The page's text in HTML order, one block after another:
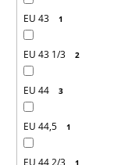
EU 43 1
EU 43 1/3 2
EU 44 3
EU 44,5 1
EU 44 2/3 1